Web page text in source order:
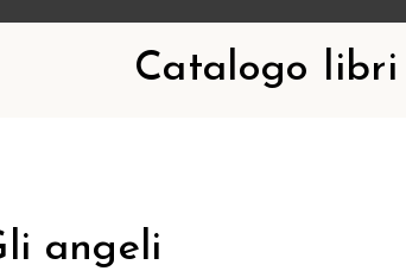
Catalogo libri
angeli